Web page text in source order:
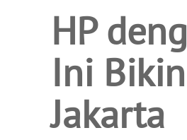
HP
Ini
Jakarta